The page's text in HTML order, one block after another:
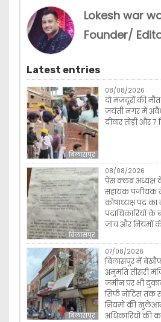
Lokesh war
Founder/
Latest entries
बिलासपुर
08/08/2026
दो मजदूरों की
जयंती नगर में अवैध
दीवार तोड़ी और
बिलासपुर
08/08/2026
प्रेस क्लब
सहायक पंजीयक
कोषाध्यक्ष पद
पदाधिकारियों के
जांच और नियमों
बिलासपुर
07/08/2026
बिलासपुर में
अनुमति तीसरी
जमीन पर भी
सिर्फ नोटिस तक
नियमों की
अधिकारियों की